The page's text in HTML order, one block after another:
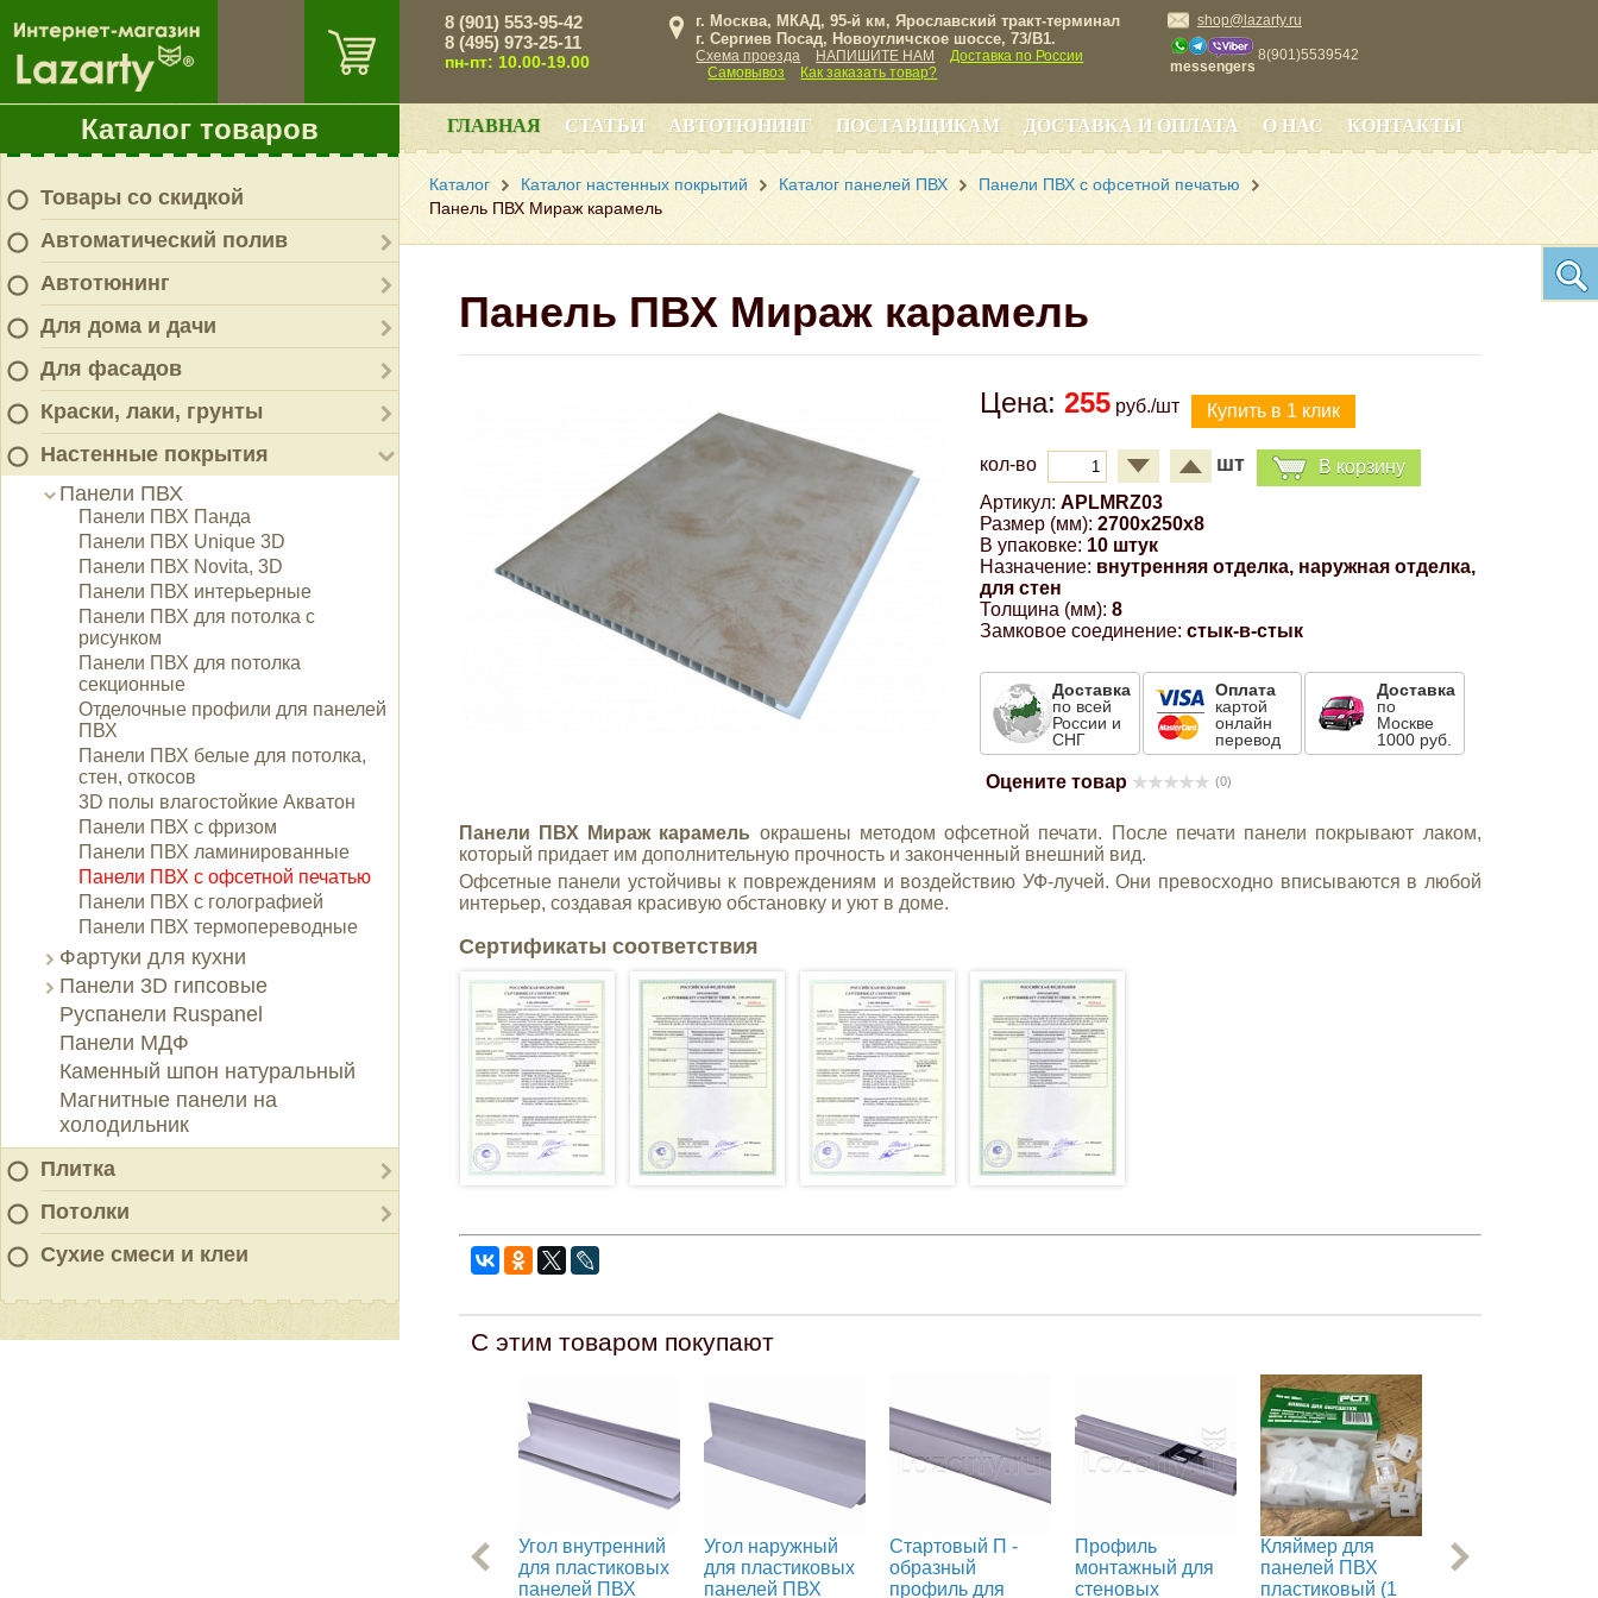
Каталог товаров
Товары со скидкой
Автоматический полив
Автотюнинг
Для дома и дачи
Для фасадов
Краски, лаки, грунты
Настенные покрытия
Панели ПВХ
Панели ПВХ Панда
Панели ПВХ Unique 3D
Панели ПВХ Novita, 3D
Панели ПВХ интерьерные
Панели ПВХ для потолка с
рисунком
Панели ПВХ для потолка
секционные
Отделочные профили для панелей
ПВХ
Панели ПВХ белые для потолка,
стен, откосов
3D полы влагостойкие Акватон
Панели ПВХ с фризом
Панели ПВХ ламинированные
Панели ПВХ с офсетной печатью
Панели ПВХ с голографией
Панели ПВХ термопереводные
Фартуки для кухни
Панели 3D гипсовые
Руспанели Ruspanel
Панели МДФ
Каменный шпон натуральный
Магнитные панели на
холодильник
Плитка
Потолки
Сухие смеси и клеи
8 (901) 553-95-42
8 (495) 973-25-11
пн-пт: 10.00-19.00
г. Москва, МКАД, 95-й км, Ярославский тракт-терминал
г. Сергиев Посад, Новоугличское шоссе, 73/B1.
Схема проезда НАПИШИТЕ НАМ
Доставка по России
Самовывоз
Как заказать товар?
shop@lazarty.ru
messengers
8(901)5539542
ГЛАВНАЯ СТАТЬИ АВТОТЮНИНГ ПОСТАВЩИКАМ ДОСТАВКА И ОПЛАТА О НАС КОНТАКТЫ
Каталог Каталог настенных покрытий Каталог панелей ПВХ
Панели ПВХ с офсетной печатью
Панель ПВХ Мираж карамель
Панель ПВХ Мираж карамель
Цена:255 руб./шт
кол-во шт
В корзину
Артикул: APLMRZ03
Размер (мм): 2700x250x8
В упаковке: 10 штук
Назначение: внутренняя отделка, наружная отделка,
для стен
Толщина (мм): 8
Замковое соединение: стык-в-стык
Доставка
по всей
России и
СНГ
Оплата
картой
онлайн
перевод
Доставка
по
Москве
1000 руб.
Оцените товар (0)
Панели ПВХ Мираж карамель окрашены методом офсетной печати. После печати панели покрывают лаком,
который придает им дополнительную прочность и законченный внешний вид.
Офсетные панели устойчивы к повреждениям и воздействию УФ-лучей. Они превосходно вписываются в любой
интерьер, создавая красивую обстановку и уют в доме.
Сертификаты соответствия
С этим товаром покупают
Угол внутренний
для пластиковых
панелей ПВХ
Угол наружный
для пластиковых
панелей ПВХ
Стартовый П -
образный
профиль для
Профиль
монтажный для
стеновых
Кляймер для
панелей ПВХ
пластиковый (1
Кляймер для
панелей ПВХ